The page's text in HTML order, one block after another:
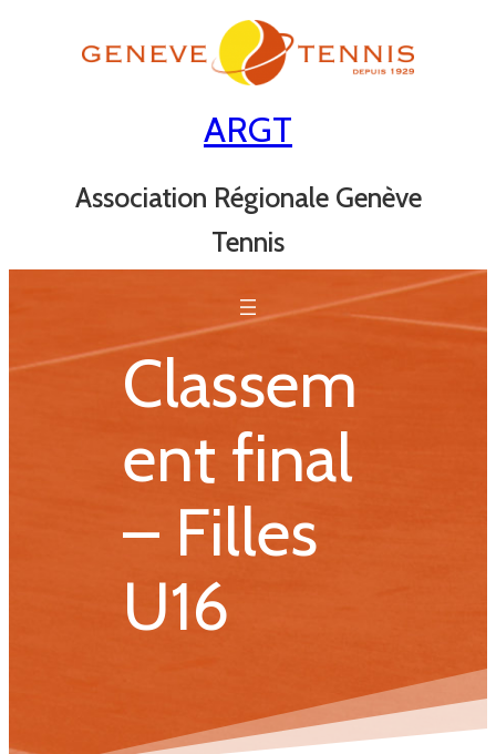
ARGT
Association Régionale Genève
Tennis
Classem
ent final
– Filles
U16